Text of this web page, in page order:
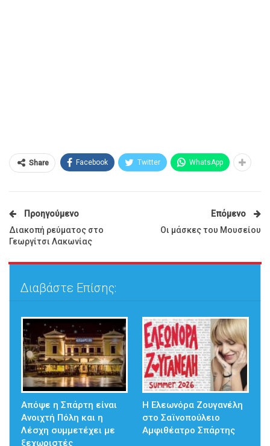
Share Facebook Twitter WhatsApp
Προηγούμενο
Διακοπή ρεύματος στο
Γεωργίτσι Λακωνίας
Επόμενο
Οι μάσκες του Μουσείου
Διαβάστε Επίσης:
Απόψε η Σπάρτη είναι
Ανοιχτή Πόλη και η
Λέσχη συμμετέχει με
ξεχωριστές
Η Ελεωνόρα Ζουγανέλη
στο Σαϊνοπούλειο
Αμφιθέατρο Σπάρτης